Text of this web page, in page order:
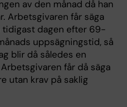
av den månad då han
Arbetsgivaren får säga
dagen efter 69-
uppsägningstid, så
blir då således en
får då säga
utan krav på saklig